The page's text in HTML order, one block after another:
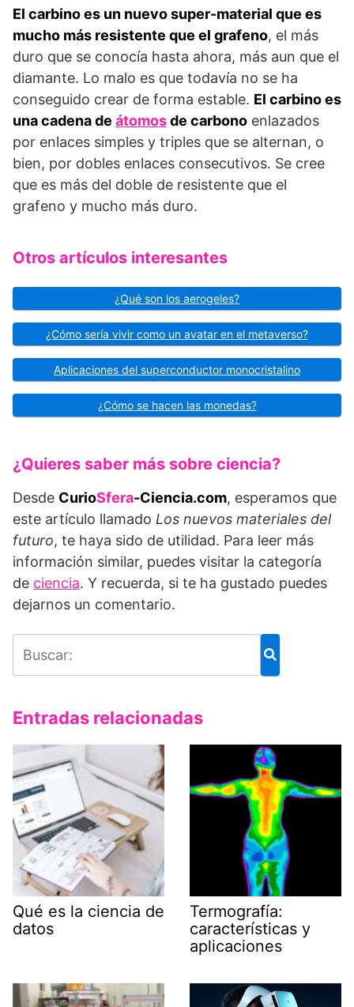
El carbino es un nuevo super-material que es
mucho más resistente que el grafeno, el más
duro que se conocía hasta ahora, más aun que el
diamante. Lo malo es que todavía no se ha
conseguido crear de forma estable. El carbino es
una cadena de átomosde carbono enlazados
por enlaces simples y triples que se alternan, o
bien, por dobles enlaces consecutivos. Se cree
que es más del doble de resistente que el
grafeno y mucho más duro.
Otros artículos interesantes
¿Qué son los aerogeles?
¿Cómo sería vivir como un avatar en el metaverso?
Aplicaciones del superconductor monocristalino
¿Cómo se hacen las monedas?
¿Quieres saber más sobre ciencia?
Desde CurioSfera-Ciencia.com, esperamos que
este artículo llamado Los nuevos materiales del
futuro, te haya sido de utilidad. Para leer más
información similar, puedes visitar la categoría
de ciencia. Y recuerda, si te ha gustado puedes
dejarnos un comentario.
Entradas relacionadas
Qué es la ciencia de
datos
Termografía:
características y
aplicaciones